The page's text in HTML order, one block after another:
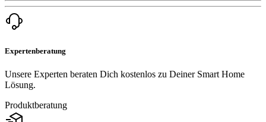
Expertenberatung
Unsere Experten beraten Dich kostenlos zu Deiner Smart Home
Lösung.
Produktberatung